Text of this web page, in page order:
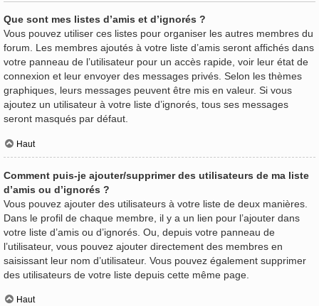
Que sont mes listes d’amis et d’ignorés ?
Vous pouvez utiliser ces listes pour organiser les autres membres du
forum. Les membres ajoutés à votre liste d’amis seront affichés dans
votre panneau de l’utilisateur pour un accès rapide, voir leur état de
connexion et leur envoyer des messages privés. Selon les thèmes
graphiques, leurs messages peuvent être mis en valeur. Si vous
ajoutez un utilisateur à votre liste d’ignorés, tous ses messages
seront masqués par défaut.
Haut
Comment puis-je ajouter/supprimer des utilisateurs de ma liste
d’amis ou d’ignorés ?
Vous pouvez ajouter des utilisateurs à votre liste de deux manières.
Dans le profil de chaque membre, il y a un lien pour l’ajouter dans
votre liste d’amis ou d’ignorés. Ou, depuis votre panneau de
l’utilisateur, vous pouvez ajouter directement des membres en
saisissant leur nom d’utilisateur. Vous pouvez également supprimer
des utilisateurs de votre liste depuis cette même page.
Haut